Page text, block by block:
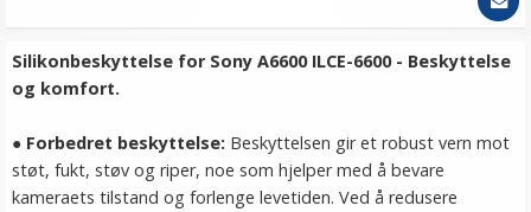
Silikonbeskyttelse for Sony A6600 ILCE-6600 - Beskyttelse
og komfort.
● Forbedret beskyttelse: Beskyttelsen gir et robust vern mot
støt, fukt, støv og riper, noe som hjelper med å bevare
kameraets tilstand og forlenge levetiden. Ved å redusere